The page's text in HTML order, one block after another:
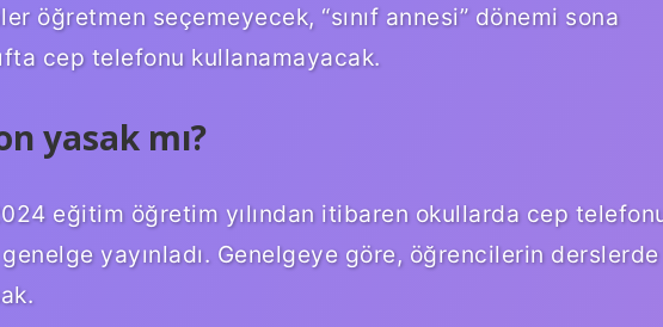
öğretmen seçemeyecek, “sınıf annesi” dönemi sona
cep telefonu kullanamayacak.
yasak mı?
eğitim öğretim yılından itibaren okullarda cep
genelge yayınladı. Genelgeye göre, öğrencilerin derslerde